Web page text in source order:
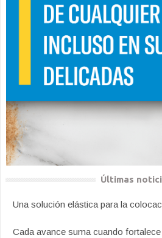
Últimas
Una solución elástica para la
Cada avance suma cuando